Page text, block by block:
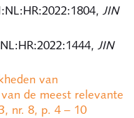
JIN
JIN
van
de meest relevante
nr. 8, p. 4 – 10